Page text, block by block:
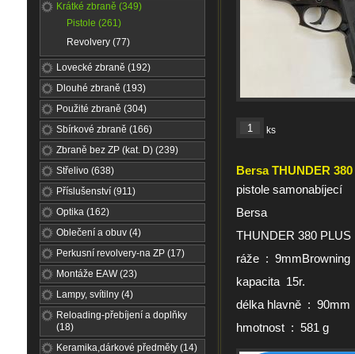
Krátké zbraně (349)
Pistole (261)
Revolvery (77)
Lovecké zbraně (192)
Dlouhé zbraně (193)
Použité zbraně (304)
Sbírkové zbraně (166)
Zbraně bez ZP (kat. D) (239)
Střelivo (638)
Příslušenství (911)
Optika (162)
Oblečení a obuv (4)
Perkusní revolvery-na ZP (17)
Montáže EAW (23)
Lampy, svítilny (4)
Reloading-přebíjení a doplňky
(18)
Keramika,dárkové předměty (14)
ks
Bersa THUNDER
pistole samonabíjecí
Bersa
THUNDER 380 PLUS
ráže : 9mmBrowning
kapacita 15r.
délka hlavně : 90mm
hmotnost : 581 g